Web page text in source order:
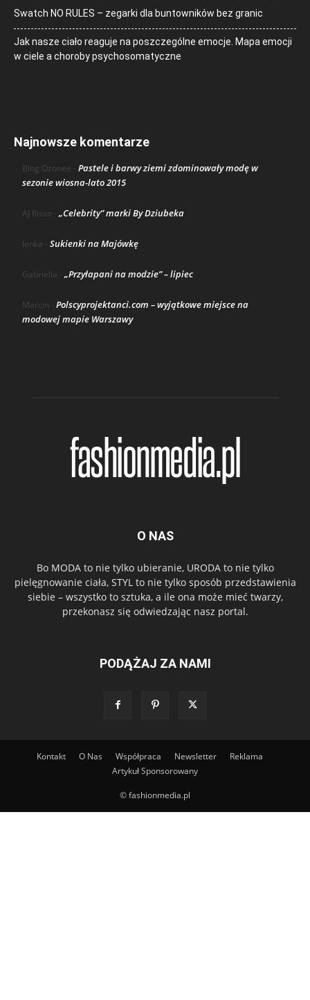
Swatch NO RULES – zegarki dla buntowników bez granic
Jak nasze ciało reaguje na poszczególne emocje. Mapa emocji
w ciele a choroby psychosomatyczne
Najnowsze komentarze
Blog Ozonee - Pastele i barwy ziemi zdominowały modę w
sezonie wiosna-lato 2015
AJ Risso - „Celebrity” marki By Dziubeka
lenka - Sukienki na Majówkę
Gabriella - „Przyłapani na modzie” – lipiec
Marcin - Polscyprojektanci.com – wyjątkowe miejsce na
modowej mapie Warszawy
O NAS
Bo MODA to nie tylko ubieranie, URODA to nie tylko
pielęgnowanie ciała, STYL to nie tylko sposób przedstawienia
siebie – wszystko to sztuka, a ile ona może mieć twarzy,
przekonasz się odwiedzając nasz portal.
PODĄŻAJ ZA NAMI
Kontakt O Nas Współpraca Newsletter
Reklama
Artykuł Sponsorowany
© fashionmedia.pl